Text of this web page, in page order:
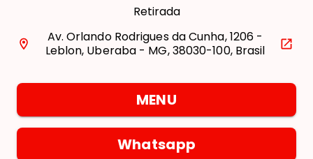
Retirada
Av. Orlando Rodrigues da Cunha, 1206 -
Leblon, Uberaba - MG, 38030-100, Brasil
MENU
Whatsapp